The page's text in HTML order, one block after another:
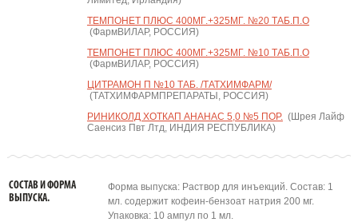
ТЕМПОНЕТ ПЛЮС 400МГ.+325МГ. №20 ТАБ.П.О
(ФармВИЛАР, РОССИЯ)
ТЕМПОНЕТ ПЛЮС 400МГ.+325МГ. №10 ТАБ.П.О
(ФармВИЛАР, РОССИЯ)
ЦИТРАМОН П №10 ТАБ. /ТАТХИМФАРМ/
(ТАТХИМФАРМПРЕПАРАТЫ, РОССИЯ)
РИНИКОЛД ХОТКАП АНАНАС 5,0 №5 ПОР.(Шрея Лайф
Саенсиз Пвт Лтд, ИНДИЯ РЕСПУБЛИКА)
СОСТАВ И ФОРМА
ВЫПУСКА.
Форма выпуска: Раствор для инъекций. Состав: 1
мл. содержит кофеин-бензоат натрия 200 мг.
Упаковка: 10 ампул по 1 мл.